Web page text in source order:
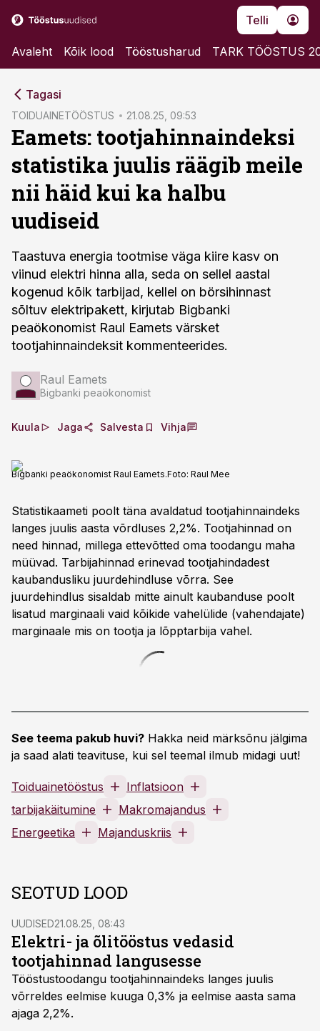
Telli
Avaleht Kõik lood Tööstusharud TARK TÖÖSTUS
Tagasi
TOIDUAINETÖÖSTUS 21.08.25, 09:53
Eamets: tootjahinnaindeksi
statistika juulis räägib meile
nii häid kui ka halbu
uudiseid
Taastuva energia tootmise väga kiire kasv on
viinud elektri hinna alla, seda on sellel aastal
kogenud kõik tarbijad, kellel on börsihinnast
sõltuv elektripakett, kirjutab Bigbanki
peaökonomist Raul Eamets värsket
tootjahinnaindeksit kommenteerides.
Raul Eamets
Bigbanki peaökonomist
Kuula Jaga Salvesta Vihja
Bigbanki peaökonomist Raul Eamets.Foto: Raul Mee
Statistikaameti poolt täna avaldatud tootjahinnaindeks
langes juulis aasta võrdluses 2,2%. Tootjahinnad on
need hinnad, millega ettevõtted oma toodangu maha
müüvad. Tarbijahinnad erinevad tootjahindadest
kaubandusliku juurdehindluse võrra. See
juurdehindlus sisaldab mitte ainult kaubanduse poolt
lisatud marginaali vaid kõikide vahelülide (vahendajate)
marginaale mis on tootja ja lõpptarbija vahel.
See teema pakub huvi? Hakka neid märksõnu jälgima
ja saad alati teavituse, kui sel teemal ilmub midagi uut!
Toiduainetööstus
Inflatsioon
tarbijakäitumine
Makromajandus
Energeetika
Majanduskriis
SEOTUD LOOD
UUDISED21.08.25, 08:43
Elektri- ja õlitööstus vedasid
tootjahinnad langusesse
Tööstustoodangu tootjahinnaindeks langes juulis
võrreldes eelmise kuuga 0,3% ja eelmise aasta sama
ajaga 2,2%.